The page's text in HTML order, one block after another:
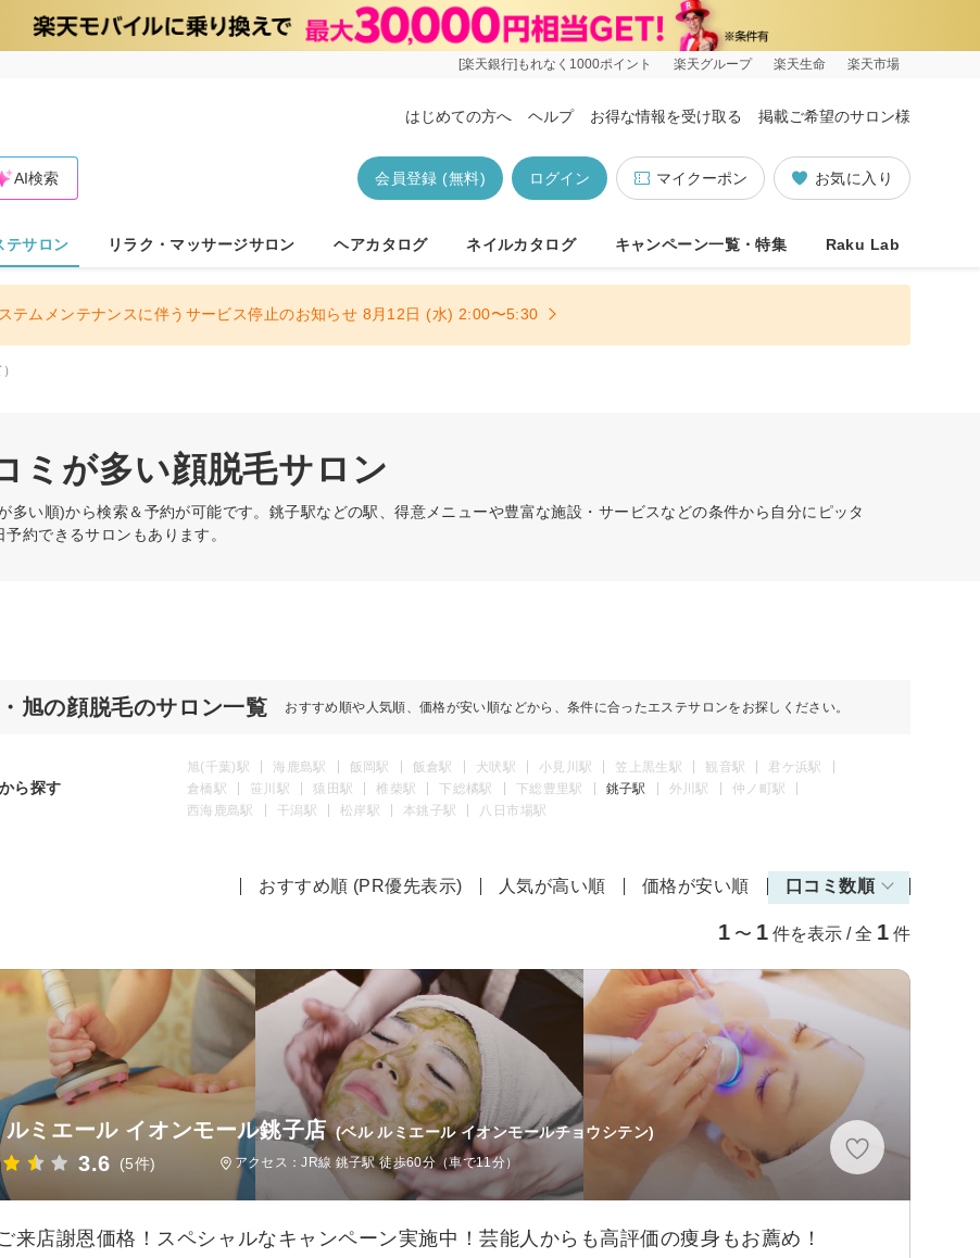
[楽天銀行]もれなく1000ポイント 楽天グループ 楽天生命 楽天市場
はじめての方へ ヘルプ お得な情報を受け取る 掲載ご希望のサロン様
お気に入り
マイクーポン
ログイン
会員登録 (無料)
AI検索
テサロン リラク・マッサージサロン ヘアカタログ ネイルカタログ キャンペーン一覧・特集 Raku Lab
テムメンテナンスに伴うサービス停止のお知らせ 8月12日 (水) 2:00〜5:30
ミが多い顔脱毛サロン
多い順)から検索＆予約が可能です。銚子駅などの駅、得意メニューや豊富な施設・サービスなどの条件から自分にピッタ
約できるサロンもあります。
旭の顔脱毛のサロン一覧 おすすめ順や人気順、価格が安い順などから、条件に合ったエステサロンをお探しください。
ら探す
旭(千葉)駅 海鹿島駅 飯岡駅 飯倉駅 犬吠駅 小見川駅 笠上黒生駅 観音駅
君ケ浜駅
倉橋駅
笹川駅 猿田駅 椎柴駅 下総橘駅 下総豊里駅 銚子駅 外川駅
仲ノ町駅
西海鹿島駅
干潟駅 松岸駅 本銚子駅 八日市場駅
おすすめ順 (PR優先表示) 人気が高い順 価格が安い順 口コミ数順
1 〜 1 件を表示 / 全 1 件
ルミエール イオンモール銚子店 (ベル ルミエール イオンモールチョウシテン)
3.6 (5件) アクセス：JR線 銚子駅 徒歩60分（車で11分）
来店謝恩価格！スペシャルなキャンペーン実施中！芸能人からも高評価の痩身もお薦め！